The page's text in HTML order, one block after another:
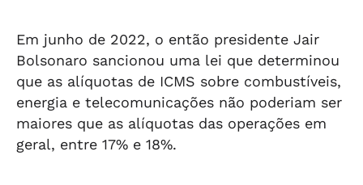
Em junho de 2022, o então presidente Jair
Bolsonaro sancionou uma lei que determinou
que as alíquotas de ICMS sobre combustíveis,
energia e telecomunicações não poderiam ser
maiores que as alíquotas das operações em
geral, entre 17% e 18%.